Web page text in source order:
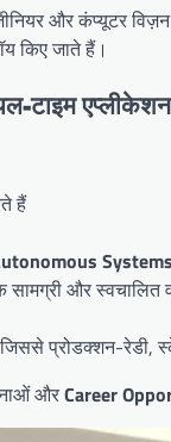
और कंप्यूटर
किए जाते हैं।
टाइम एप्लीकेशन
हैं
Systems
सामग्री और स्वचालित
प्रोडक्शन-रेडी,
औरCareer